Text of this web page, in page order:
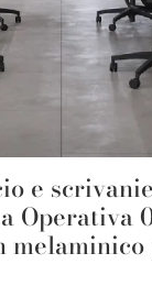
e
Operativa